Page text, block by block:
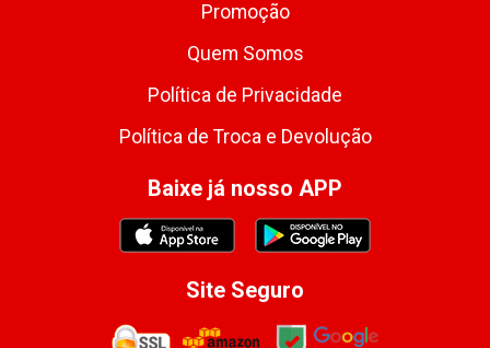
Promoção
Quem Somos
Política de Privacidade
Política de Troca e Devolução
Baixe já nosso APP
Site Seguro